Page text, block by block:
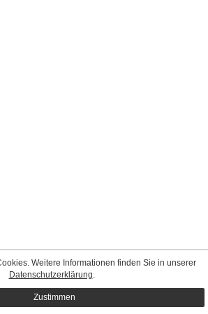
Weitere Informationen finden Sie in unserer
Datenschutzerklärung.
Zustimmen